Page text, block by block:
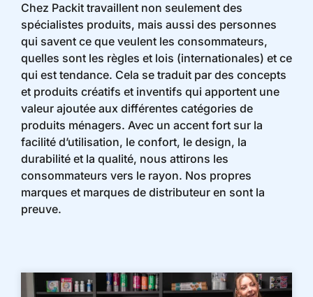
Chez Packit travaillent non seulement des
spécialistes produits, mais aussi des personnes
qui savent ce que veulent les consommateurs,
quelles sont les règles et lois (internationales) et ce
qui est tendance. Cela se traduit par des concepts
et produits créatifs et inventifs qui apportent une
valeur ajoutée aux différentes catégories de
produits ménagers. Avec un accent fort sur la
facilité d’utilisation, le confort, le design, la
durabilité et la qualité, nous attirons les
consommateurs vers le rayon. Nos propres
marques et marques de distributeur en sont la
preuve.